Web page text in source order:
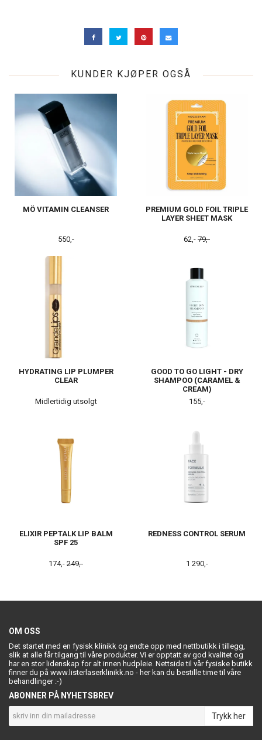
KUNDER KJØPER OGSÅ
MÖ VITAMIN CLEANSER
550,-
PREMIUM GOLD FOIL TRIPLE
LAYER SHEET MASK
62,- 79,-
HYDRATING LIP PLUMPER
CLEAR
Midlertidig utsolgt
GOOD TO GO LIGHT - DRY
SHAMPOO (CARAMEL &
CREAM)
155,-
ELIXIR PEPTALK LIP BALM
SPF 25
174,- 249,-
REDNESS CONTROL SERUM
1 290,-
OM OSS
Det startet med en fysisk klinikk og endte opp med nettbutikk i tillegg,
slik at alle får tilgang til våre produkter. Vi er opptatt av god kvalitet og
har en stor lidenskap for alt innen hudpleie. Nettside til vår fysiske butikk
finner du på www.listerlaserklinikk.no - her kan du bestille time til våre
behandlinger :-)
ABONNER PÅ NYHETSBREV
Trykk her